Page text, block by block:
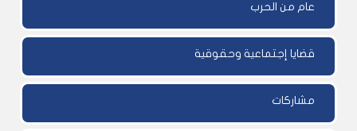
عام من الحرب
قضايا إجتماعية وحقوقية
مشاركات